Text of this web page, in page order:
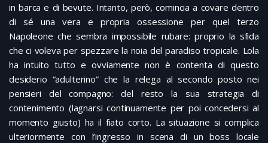
in barca e di bevute. Intanto, però, comincia a covare dentro
di sé una vera e propria ossessione per quel terzo
Napoleone che sembra impossibile rubare: proprio la sfida
che ci voleva per spezzare la noia del paradiso tropicale. Lola
ha intuito tutto e ovviamente non è contenta di questo
desiderio “adulterino” che la relega al secondo posto nei
pensieri del compagno: del resto la sua strategia di
contenimento (lagnarsi continuamente per poi concedersi al
momento giusto) ha il fiato corto. La situazione si complica
ulteriormente con l’ingresso in scena di un boss locale